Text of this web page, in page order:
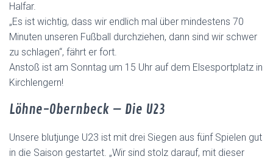
Halfar.
„Es ist wichtig, dass wir endlich mal über mindestens 70
Minuten unseren Fußball durchziehen, dann sind wir schwer
zu schlagen“, fährt er fort.
Anstoß ist am Sonntag um 15 Uhr auf dem Elsesportplatz in
Kirchlengern!
Löhne-Obernbeck – Die U23
Unsere blutjunge U23 ist mit drei Siegen aus fünf Spielen gut
in die Saison gestartet. „Wir sind stolz darauf, mit dieser